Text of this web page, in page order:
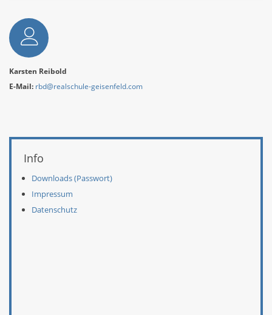
Autor
Karsten Reibold
E-Mail: rbd@realschule-geisenfeld.com
Info
Downloads (Passwort)
Impressum
Datenschutz